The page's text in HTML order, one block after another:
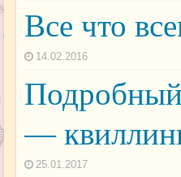
Все что
14.02.2016
—
25.01.2017